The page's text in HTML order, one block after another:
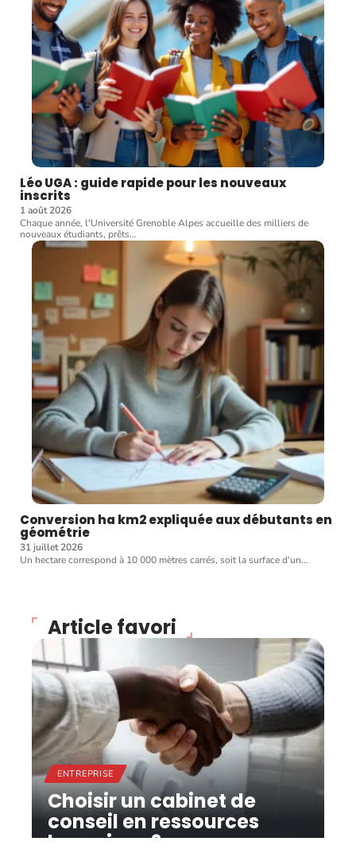
Léo UGA : guide rapide pour les nouveaux
inscrits
1 août 2026
Chaque année, l'Université Grenoble Alpes accueille des milliers de
nouveaux étudiants, prêts…
Conversion ha km2 expliquée aux débutants en
géométrie
31 juillet 2026
Un hectare correspond à 10 000 mètres carrés, soit la surface d'un…
Article favori
ENTREPRISE
Choisir un cabinet de
conseil en ressources
humaines ?